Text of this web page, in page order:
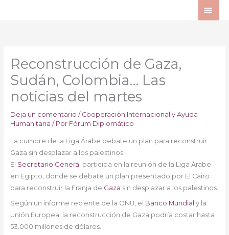
Reconstrucción de Gaza,
Sudán, Colombia… Las
noticias del martes
Deja un comentario / Cooperación Internacional y Ayuda
Humanitaria / Por Fórum Diplomático
La cumbre de la Liga Árabe debate un plan para reconstruir
Gaza sin desplazar a los palestinos
El Secretario General participa en la reunión de la Liga Árabe
en Egipto, donde se debate un plan presentado por El Cairo
para reconstruir la Franja de Gaza sin desplazar a los palestinos.
Según un informe reciente de la ONU, el Banco Mundial y la
Unión Europea, la reconstrucción de Gaza podría costar hasta
53.000 millones de dólares.